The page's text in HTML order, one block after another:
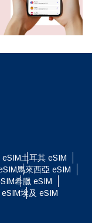
土耳其 eSIM
馬來西亞 eSIM
希臘 eSIM
埃及 eSIM